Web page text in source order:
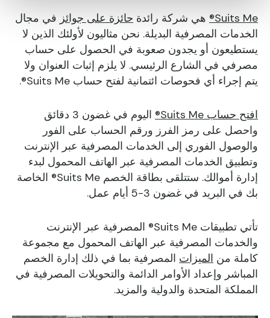
Suits Me® هي شركة رائدة حائزة على جوائز في مجال
الخدمات المصرفية البديلة. نحن مثاليون لأولئك الذين لا
يستطيعون أو يجدون صعوبة في الحصول على حساب
مصرفي في الشارع الرئيسي. لا يلزم إثبات العنوان ولا
يتم إجراء أي فحوصات ائتمانية لفتح حساب Suits Me®.
افتح حساب Suits Me®
اليوم في غضون 3 دقائق
واحصل على رمز الفرز ورقم الحساب على الفور
والوصول الفوري إلى الخدمات المصرفية عبر الإنترنت
وتطبيق الخدمات المصرفية عبر الهاتف المحمول لبدء
إدارة أموالك. ستتلقى بطاقة الخصم Suits Me® الخاصة
بك في البريد في غضون 3-5 أيام عمل.
تأتي تطبيقات Suits Me® المصرفية عبر الإنترنت
والخدمات المصرفية عبر الهاتف المحمول مع مجموعة
كاملة من الميزات المصرفية بما في ذلك إدارة الخصم
المباشر وإعداد الأوامر الدائمة والتحويلات المصرفية في
المملكة المتحدة والدولية والمزيد.